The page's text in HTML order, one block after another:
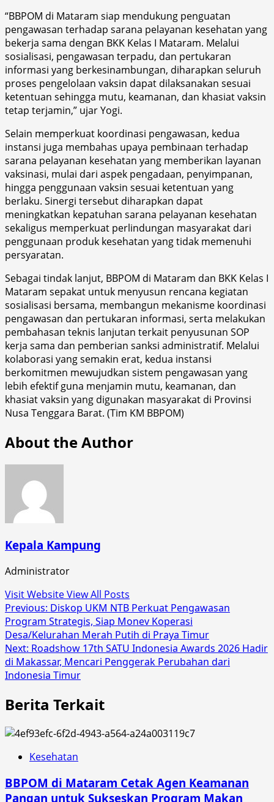
“BBPOM di Mataram siap mendukung penguatan
pengawasan terhadap sarana pelayanan kesehatan yang
bekerja sama dengan BKK Kelas I Mataram. Melalui
sosialisasi, pengawasan terpadu, dan pertukaran
informasi yang berkesinambungan, diharapkan seluruh
proses pengelolaan vaksin dapat dilaksanakan sesuai
ketentuan sehingga mutu, keamanan, dan khasiat vaksin
tetap terjamin,” ujar Yogi.
Selain memperkuat koordinasi pengawasan, kedua
instansi juga membahas upaya pembinaan terhadap
sarana pelayanan kesehatan yang memberikan layanan
vaksinasi, mulai dari aspek pengadaan, penyimpanan,
hingga penggunaan vaksin sesuai ketentuan yang
berlaku. Sinergi tersebut diharapkan dapat
meningkatkan kepatuhan sarana pelayanan kesehatan
sekaligus memperkuat perlindungan masyarakat dari
penggunaan produk kesehatan yang tidak memenuhi
persyaratan.
Sebagai tindak lanjut, BBPOM di Mataram dan BKK Kelas I
Mataram sepakat untuk menyusun rencana kegiatan
sosialisasi bersama, membangun mekanisme koordinasi
pengawasan dan pertukaran informasi, serta melakukan
pembahasan teknis lanjutan terkait penyusunan SOP
kerja sama dan pemberian sanksi administratif. Melalui
kolaborasi yang semakin erat, kedua instansi
berkomitmen mewujudkan sistem pengawasan yang
lebih efektif guna menjamin mutu, keamanan, dan
khasiat vaksin yang digunakan masyarakat di Provinsi
Nusa Tenggara Barat. (Tim KM BBPOM)
About the Author
Kepala Kampung
Administrator
Visit WebsiteView All Posts
Post
navigation
Previous: Diskop UKM NTB Perkuat Pengawasan
Program Strategis, Siap Monev Koperasi
Desa/Kelurahan Merah Putih di Praya Timur
Next: Roadshow 17th SATU Indonesia Awards 2026 Hadir
di Makassar, Mencari Penggerak Perubahan dari
Indonesia Timur
Berita Terkait
Kesehatan
BBPOM di Mataram Cetak Agen Keamanan
Pangan untuk Sukseskan Program Makan